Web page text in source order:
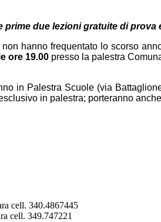
prime due lezioni gratuite di prova
hanno frequentato lo scorso
ore 19.00 presso la palestra
in Palestra Scuole (via
in palestra; porteranno
cell. 340.4867445
cell. 349.747221